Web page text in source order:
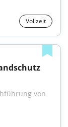
Vollzeit
von